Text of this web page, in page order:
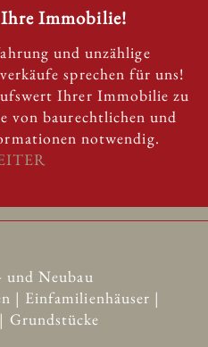
Immobilie!
und unzählige
sprechen für uns!
Ihrer Immobilie zu
von baurechtlichen und
notwendig.
und Neubau
| Einfamilienhäuser |
Grundstücke